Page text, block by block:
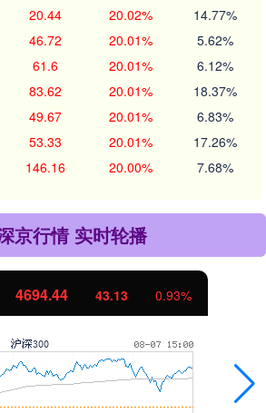
20.44 20.02% 14.77%
46.72 20.01% 5.62%
61.6 20.01% 6.12%
83.62 20.01% 18.37%
49.67 20.01% 6.83%
53.33 20.01% 17.26%
146.16 20.00% 7.68%
京行情 实时轮播
4694.44 43.13 0.93%